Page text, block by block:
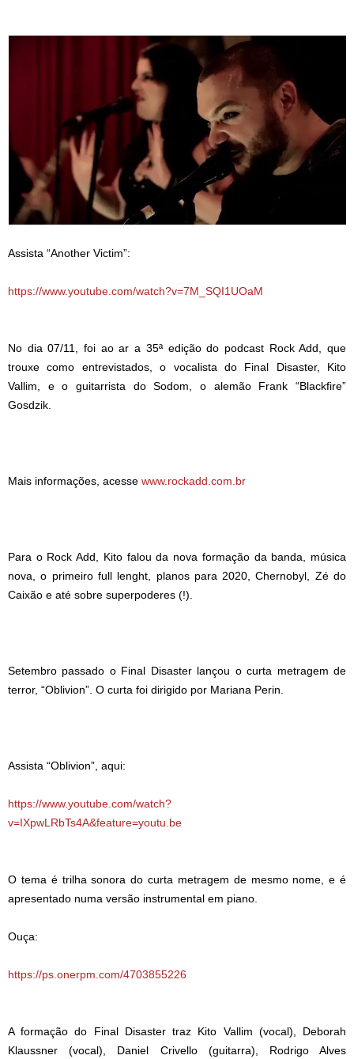
Assista “Another Victim”:
https://www.youtube.com/watch?v=7M_SQI1UOaM
No dia 07/11, foi ao ar a 35ª edição do podcast Rock Add, que
trouxe como entrevistados, o vocalista do Final Disaster, Kito
Vallim, e o guitarrista do Sodom, o alemão Frank “Blackfire”
Gosdzik.
Mais informações, acesse www.rockadd.com.br
Para o Rock Add, Kito falou da nova formação da banda, música
nova, o primeiro full lenght, planos para 2020, Chernobyl, Zé do
Caixão e até sobre superpoderes (!).
Setembro passado o Final Disaster lançou o curta metragem de
terror, “Oblivion”. O curta foi dirigido por Mariana Perin.
Assista “Oblivion”, aqui:
https://www.youtube.com/watch?
v=IXpwLRbTs4A&feature=youtu.be
O tema é trilha sonora do curta metragem de mesmo nome, e é
apresentado numa versão instrumental em piano.
Ouça:
https://ps.onerpm.com/4703855226
A formação do Final Disaster traz Kito Vallim (vocal), Deborah
Klaussner (vocal), Daniel Crivello (guitarra), Rodrigo Alves